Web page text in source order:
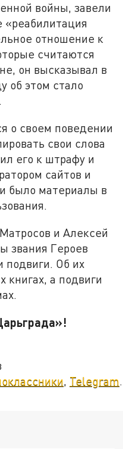
войны, завели
«реабилитация
отношение к
считаются
он высказывал в
об этом стало
о своем поведении
свои слова
его к штрафу и
сайтов и
было материалы в
и Алексей
звания Героев
подвиги. Об их
книгах, а подвиги
, Telegram.